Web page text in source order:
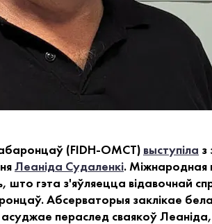
(FIDH-OMCT) выступіла з
Леаніда Судаленкі. Міжнародная
што гэта з'яўляецца відавочнай
Абсерваторыя заклікае
пераслед сваякоў